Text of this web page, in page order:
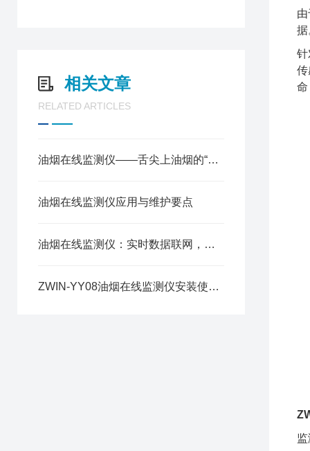
相关文章
RELATED ARTICLES
油烟在线监测仪——舌尖上油烟的“云端管家”
油烟在线监测仪应用与维护要点
油烟在线监测仪：实时数据联网，餐饮油烟治理的“环保哨兵”
ZWIN-YY08油烟在线监测仪安装使用方案详解
据
针
传
命